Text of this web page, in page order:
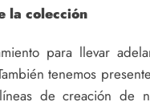
la colección
para llevar
tenemos
de creación de